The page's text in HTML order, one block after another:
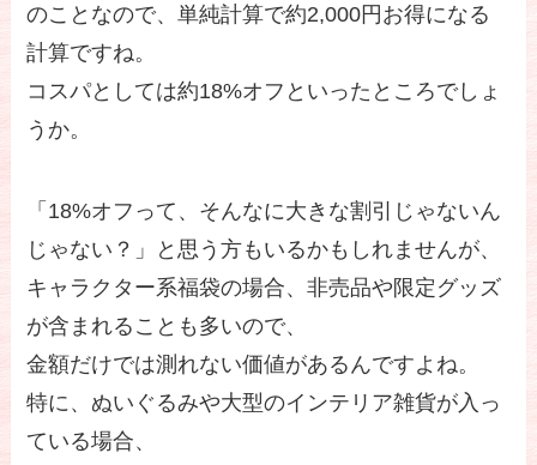
のことなので、単純計算で約2,000円お得になる
計算ですね。
コスパとしては約18%オフといったところでしょ
うか。
「18%オフって、そんなに大きな割引じゃないん
じゃない？」と思う方もいるかもしれませんが、
キャラクター系福袋の場合、非売品や限定グッズ
が含まれることも多いので、
金額だけでは測れない価値があるんですよね。
特に、ぬいぐるみや大型のインテリア雑貨が入っ
ている場合、